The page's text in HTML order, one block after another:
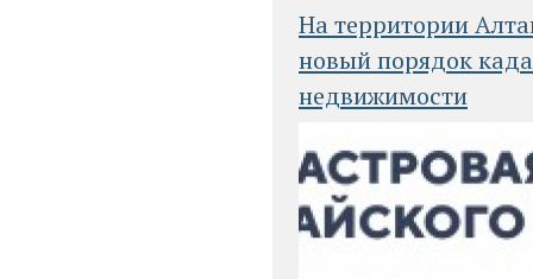
На территории
новый порядок
недвижимости